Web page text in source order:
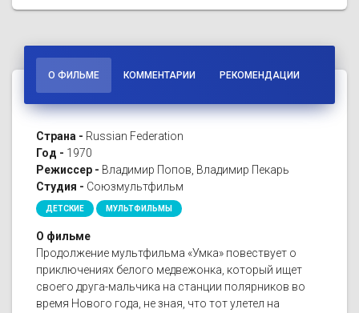
О ФИЛЬМЕ КОММЕНТАРИИ РЕКОМЕНДАЦИИ
Страна - Russian Federation
Год - 1970
Режиссер - Владимир Попов, Владимир Пекарь
Студия - Союзмультфильм
ДЕТСКИЕ МУЛЬТФИЛЬМЫ
О фильме
Продолжение мультфильма «Умка» повествует о
приключениях белого медвежонка, который ищет
своего друга-мальчика на станции полярников во
время Нового года, не зная, что тот улетел на